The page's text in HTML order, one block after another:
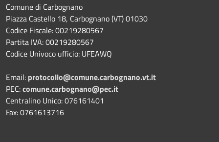
Comune di Carbognano
Piazza Castello 18, Carbognano (VT) 01030
Codice Fiscale: 00219280567
Partita IVA: 00219280567
Codice Univoco ufficio: UFEAWQ
Email: protocollo@comune.carbognano.vt.it
PEC:comune.carbognano@pec.it
Centralino Unico: 076161401
Fax: 0761613716